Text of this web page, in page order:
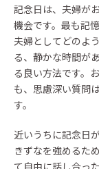
記念日は、夫婦が
機会です。最も記
夫婦としてどのよ
る、静かな時間が
る良い方法です。
も、思慮深い質問
す。
近いうちに記念日
きずなを強めるた
て自由に話し合っ